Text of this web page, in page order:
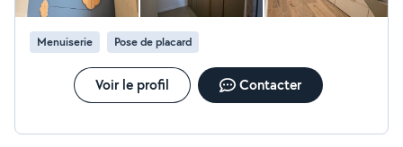
Menuiserie Pose de placard
Voir le profil Contacter